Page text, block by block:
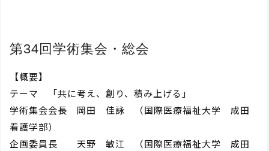
第34回学術集会・総会
【概要】
テーマ 「共に考え、創り、積み上げる」
学術集会会長 岡田 佳詠 （国際医療福祉大学 成田
看護学部）
企画委員長 天野 敏江 （国際医療福祉大学 成田